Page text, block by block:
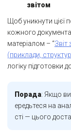
звітом
Щоб уникнути
кожного
матеріалом – “Звіт
(приклади,
логіку підготовки
Порада: Якщо ви
ередьтеся на
сті — цього